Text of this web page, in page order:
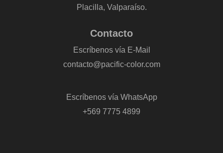
Placilla, Valparaíso.
Contacto
Escríbenos vía E-Mail
contacto@pacific-color.com
Escríbenos vía WhatsApp
+569 7775 4899